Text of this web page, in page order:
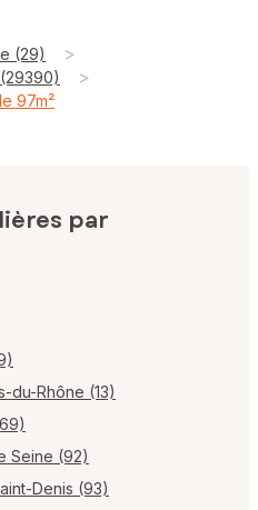
(29) >
>
97m²
par
du-Rhône (13)
Seine (92)
Denis (93)